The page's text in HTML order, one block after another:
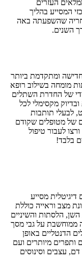
העזרים
המסייע בהליך
שהשפעתה באה
השנים.
חדישה ומתקדמת ביותר
מומחה בשילוב רופא
של החדרת השתלים
מקסימלי לכל
לבעלי תותבות
של מטופלים שקודם
לעבור טיפול
בלבד!
מסייע
מצב וראייה כוללת
הלסתות והשיניים
ממוחשבת על גבי מסך
הדנטליים באופן
ותפרים מיותרים ועם
עצבים וסינוסים